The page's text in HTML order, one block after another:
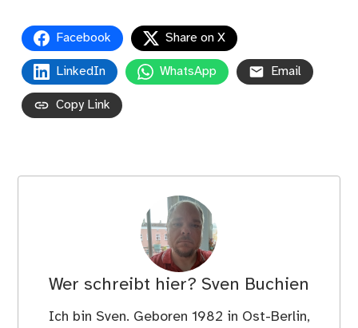
Facebook Share on X
LinkedIn WhatsApp Email
Copy Link
Wer schreibt hier? Sven Buchien
Ich bin Sven. Geboren 1982 in Ost-Berlin,